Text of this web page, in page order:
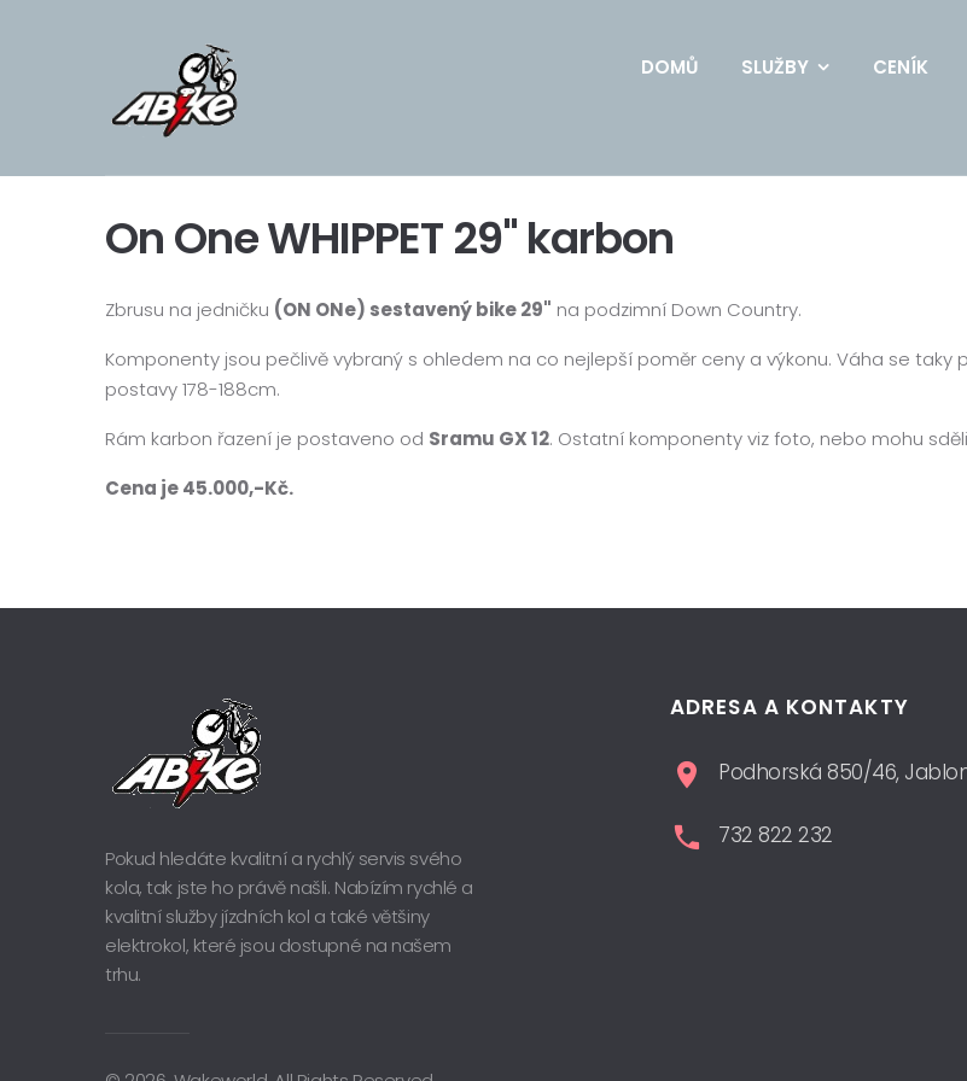
DOMŮ SLUŽBY CENÍK
On One WHIPPET 29" karbon
Zbrusu na jedničku (ON ONe) sestavený bike 29" na podzimní Down Country.
Komponenty jsou pečlivě vybraný s ohledem na co nejlepší poměr ceny a výkonu. Váha se taky
postavy 178-188cm.
Rám karbon řazení je postaveno od Sramu GX 12. Ostatní komponenty viz foto, nebo mohu
Cena je 45.000,-Kč.
Pokud hledáte kvalitní a rychlý servis svého
kola, tak jste ho právě našli. Nabízím rychlé a
kvalitní služby jízdních kol a také většiny
elektrokol, které jsou dostupné na našem
trhu.
ADRESA A KONTAKTY
Podhorská 850/46,
732 822 232